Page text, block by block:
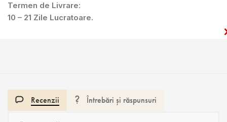
Termen de Livrare:
10 – 21 Zile Lucratoare.
Recenzii Întrebări și răspunsuri